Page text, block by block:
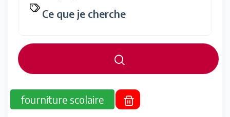
fourniture scolaire